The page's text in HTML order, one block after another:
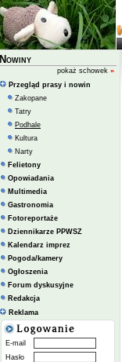
Nowiny
pokaż schowek »
Przegląd prasy i nowin
Zakopane
Tatry
Podhale
Kultura
Narty
Felietony
Opowiadania
Multimedia
Gastronomia
Fotoreportaże
Dziennikarze PPWSZ
Kalendarz imprez
Pogoda/kamery
Ogłoszenia
Forum dyskusyjne
Redakcja
Reklama
E-mail
Hasło